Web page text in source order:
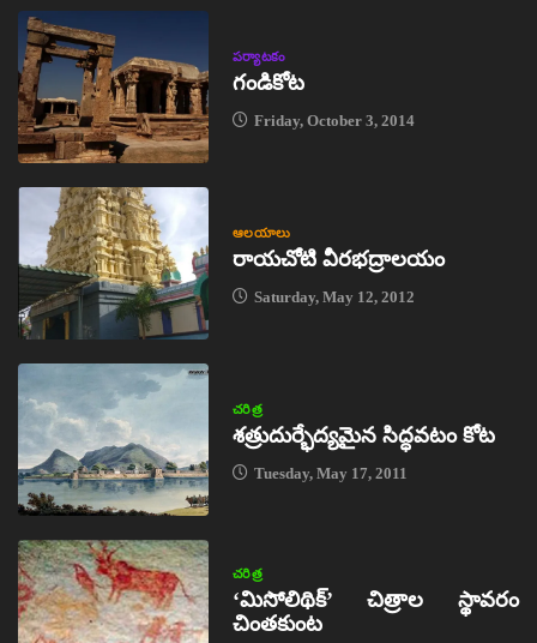
పర్యాటకం
గండికోట
Friday, October 3, 2014
ఆలయాలు
రాయచోటి వీరభద్రాలయం
Saturday, May 12, 2012
చరిత్ర
శత్రుదుర్భేద్యమైన సిద్ధవటం కోట
Tuesday, May 17, 2011
చరిత్ర
‘మిసోలిథిక్‌’ చిత్రాల స్థావరం
చింతకుంట